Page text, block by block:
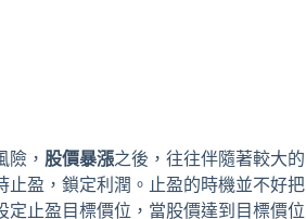
險， 股價暴漲之後，往往伴隨著較大的
止盈，鎖定利潤。止盈的時機並不好把
止盈目標價位，當股價達到目標價位